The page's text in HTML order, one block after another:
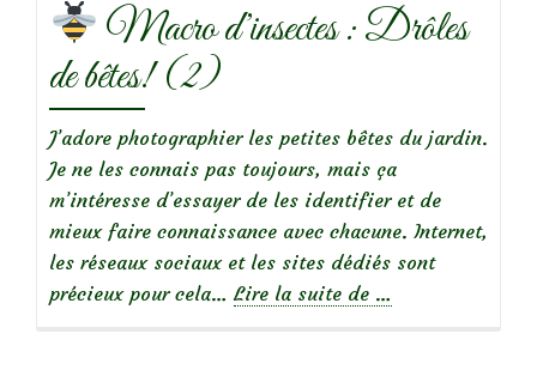
Macro d’insectes : Drôles
de bêtes! (2)
J’adore photographier les petites bêtes du jardin.
Je ne les connais pas toujours, mais ça
m’intéresse d’essayer de les identifier et de
mieux faire connaissance avec chacune. Internet,
les réseaux sociaux et les sites dédiés sont
précieux pour cela… Lire la suite de …